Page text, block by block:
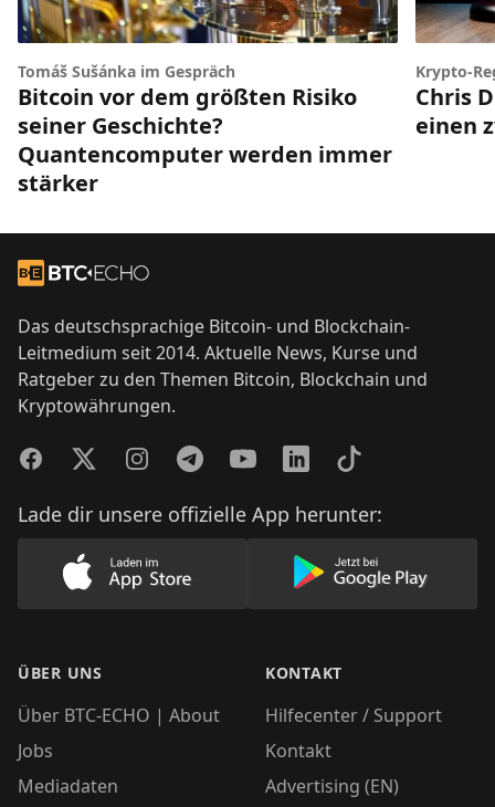
Tomáš Sušánka im Gespräch
Bitcoin vor dem größten Risiko
seiner Geschichte?
Quantencomputer werden immer
stärker
Krypto-
Chris
einen
Zur Startseite
Das deutschsprachige Bitcoin- und Blockchain-
Leitmedium seit 2014. Aktuelle News, Kurse und
Ratgeber zu den Themen Bitcoin, Blockchain und
Kryptowährungen.
FacebookTwitterInstagramTelegramYouTubeLinkedInTikTok
Lade dir unsere offizielle App herunter:
Lade unsere App im AppStore herunter
Lade unsere
ÜBER UNS
Über BTC-ECHO | About
Jobs
Mediadaten
KONTAKT
Hilfecenter / Support
Kontakt
Advertising (EN)